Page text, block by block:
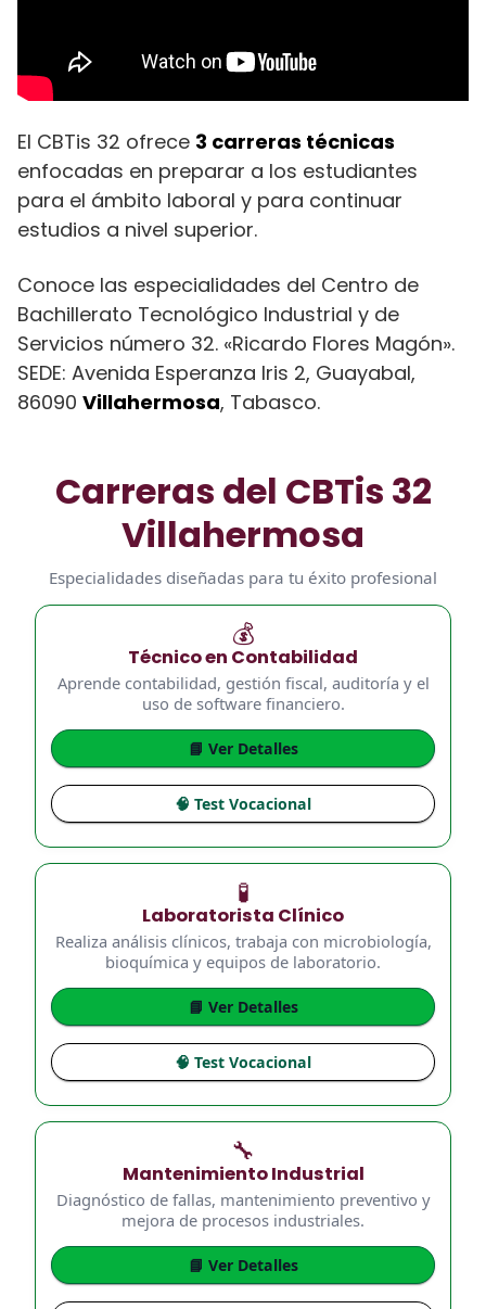
El CBTis 32 ofrece 3 carreras técnicas
enfocadas en preparar a los estudiantes
para el ámbito laboral y para continuar
estudios a nivel superior.
Conoce las especialidades del Centro de
Bachillerato Tecnológico Industrial y de
Servicios número 32. «Ricardo Flores Magón».
SEDE: Avenida Esperanza Iris 2, Guayabal,
86090 Villahermosa, Tabasco.
Carreras del CBTis 32
Villahermosa
Especialidades diseñadas para tu éxito profesional
💰
Técnico en Contabilidad
Aprende contabilidad, gestión fiscal, auditoría y el
uso de software financiero.
📘 Ver Detalles
🧠 Test Vocacional
🧪
Laboratorista Clínico
Realiza análisis clínicos, trabaja con microbiología,
bioquímica y equipos de laboratorio.
📘 Ver Detalles
🧠 Test Vocacional
🔧
Mantenimiento Industrial
Diagnóstico de fallas, mantenimiento preventivo y
mejora de procesos industriales.
📘 Ver Detalles